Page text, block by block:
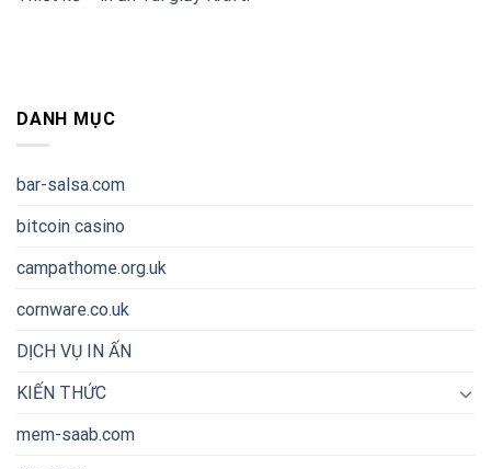
DANH MỤC
bar-salsa.com
bitcoin casino
campathome.org.uk
cornware.co.uk
DỊCH VỤ IN ẤN
KIẾN THỨC
mem-saab.com